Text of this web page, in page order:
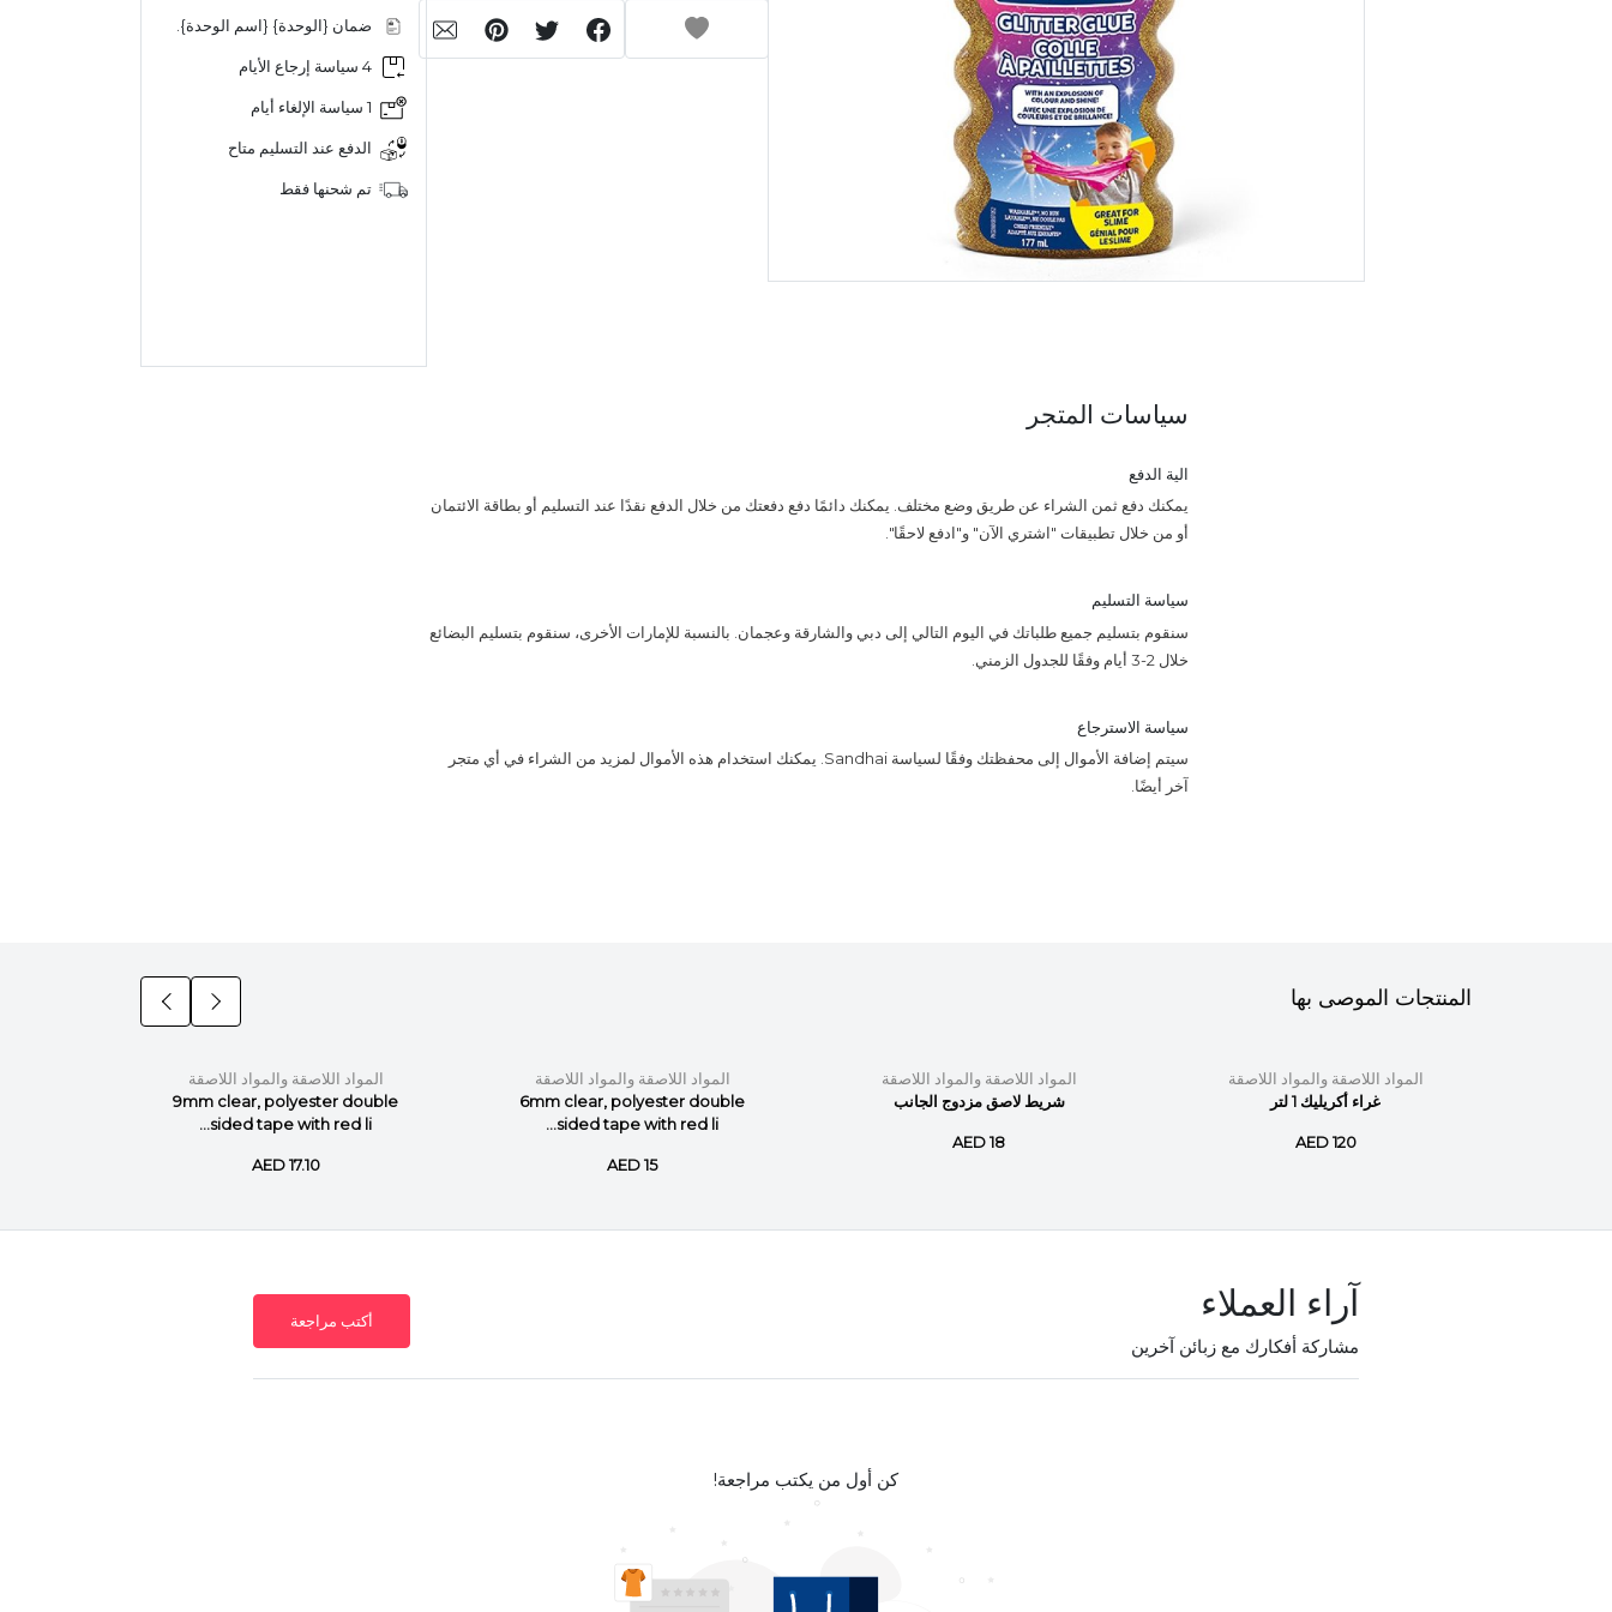
ضمان {الوحدة} {اسم الوحدة}.
4 سياسة إرجاع الأيام
1 سياسة الإلغاء أيام
الدفع عند التسليم متاح
تم شحنها فقط
سياسات المتجر
الية الدفع
يمكنك دفع ثمن الشراء عن طريق وضع مختلف. يمكنك دائمًا دفع دفعتك من خلال الدفع نقدًا عند التسليم أو بطاقة الائتمان
أو من خلال تطبيقات "اشتري الآن" و"ادفع لاحقًا".
سياسة التسليم
سنقوم بتسليم جميع طلباتك في اليوم التالي إلى دبي والشارقة وعجمان. بالنسبة للإمارات الأخرى، سنقوم بتسليم البضائع
خلال 2-3 أيام وفقًا للجدول الزمني.
سياسة الاسترجاع
سيتم إضافة الأموال إلى محفظتك وفقًا لسياسة Sandhai. يمكنك استخدام هذه الأموال لمزيد من الشراء في أي متجر
آخر أيضًا.
المنتجات الموصى بها
المواد اللاصقة والمواد اللاصقة
غراء أكريليك 1 لتر
AED 120
المواد اللاصقة والمواد اللاصقة
شريط لاصق مزدوج الجانب
AED 18
المواد اللاصقة والمواد اللاصقة
6mm clear, polyester double
sided tape with red li...
AED 15
المواد اللاصقة والمواد اللاصقة
9mm clear, polyester double
sided tape with red li...
AED 17.10
آراء العملاء
مشاركة أفكارك مع زبائن آخرين
أكتب مراجعة
كن أول من يكتب مراجعة!